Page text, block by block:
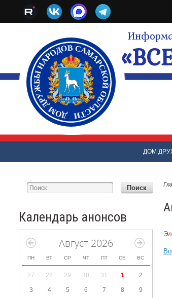
ДОМ
Календарь анонсов
Август 2026
ПН ВТ СР ЧТ ПТ СБ ВС
27 28 29 30 31 1 2
3 4 5 6 7 8 9